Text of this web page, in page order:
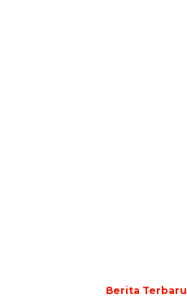
Berita Terbaru